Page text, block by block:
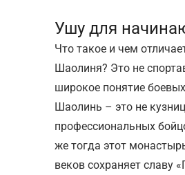
Ушу для
Что такое и чем
Шаолиня? Это не
широкое понятие
Шаолинь – это не
профессиональных
же тогда этот
веков сохраняет славу